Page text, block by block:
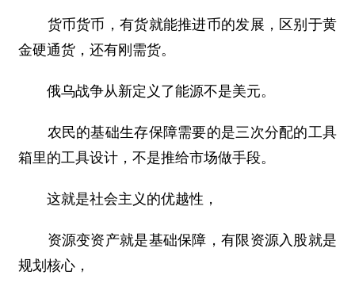
货币货币，有货就能推进币的发展，区别于黄
金硬通货，还有刚需货。
俄乌战争从新定义了能源不是美元。
农民的基础生存保障需要的是三次分配的工具
箱里的工具设计，不是推给市场做手段。
这就是社会主义的优越性，
资源变资产就是基础保障，有限资源入股就是
规划核心，